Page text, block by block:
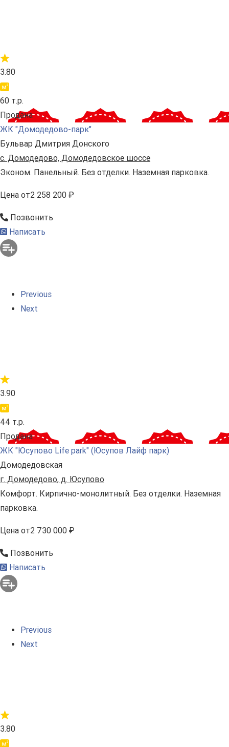
3.80
60 т.р.
Продана
ЖК "Домодедово-парк"
Бульвар Дмитрия Донского
с. Домодедово, Домодедовское шоссе
Эконом. Панельный. Без отделки. Наземная парковка.
Цена от2 258 200 ₽
Позвонить
Написать
Previous
Next
3.90
44 т.р.
Продана
ЖК "Юсупово Life park" (Юсупов Лайф парк)
Домодедовская
г. Домодедово, д. Юсупово
Комфорт. Кирпично-монолитный. Без отделки. Наземная
парковка.
Цена от2 730 000 ₽
Позвонить
Написать
Previous
Next
3.80